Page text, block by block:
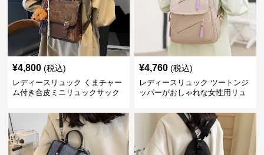
¥4,800 (税込)
レディースリュック くまチャー
ム付き合皮ミニリュックサック
¥4,760 (税込)
レディースリュック ツートンジ
ッパーがおしゃれな女性用リュ